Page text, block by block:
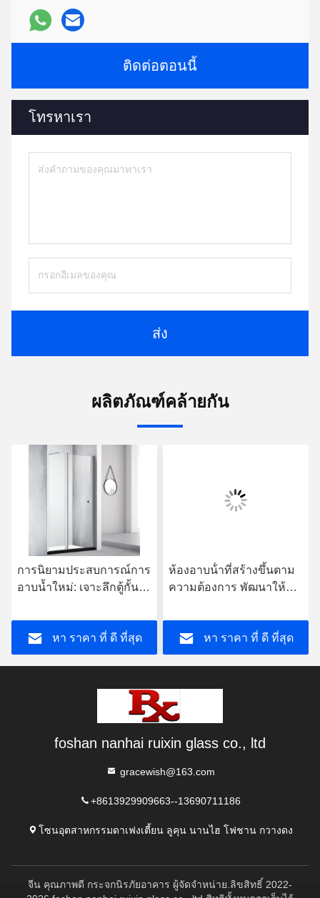
ติดต่อตอนนี้
โทรหาเรา
ส่ง
ผลิตภัณฑ์คล้ายกัน
การนิยามประสบการณ์การ
อาบน้ำใหม่: เจาะลึกตู้กั้น
หา ราคา ที่ ดี ที่สุด
ห้องอาบน้ําที่สร้างขึ้นตาม
ความต้องการ พัฒนาให้
อวกาศ รวมความสวยงาม
แบบขั้นต่ํา และฟังก์ชันที่
ใช้ได้
หา ราคา ที่ ดี ที่สุด
foshan nanhai ruixin glass co., ltd
gracewish@163.com
+8613929909663--13690711186
โซนอุตสาหกรรมดาเฟงเตี้ยน ลูคุน นานไฮ โฟชาน กวางดง
จีน คุณภาพดี กระจกนิรภัยอาคาร ผู้จัดจําหน่าย.ลิขสิทธิ์ 2022-